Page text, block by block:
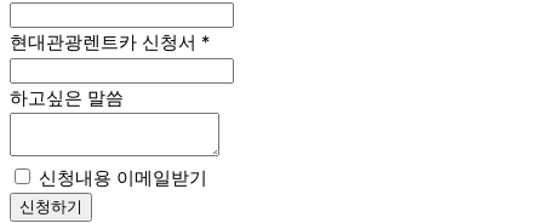
현대관광렌트카 신청서 *
하고싶은 말씀
신청내용 이메일받기
신청하기